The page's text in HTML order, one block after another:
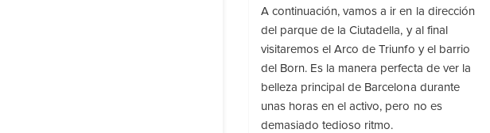
A continuación, vamos a ir en la dirección
del parque de la Ciutadella, y al final
visitaremos el Arco de Triunfo y el barrio
del Born. Es la manera perfecta de ver la
belleza principal de Barcelona durante
unas horas en el activo, pero no es
demasiado tedioso ritmo.